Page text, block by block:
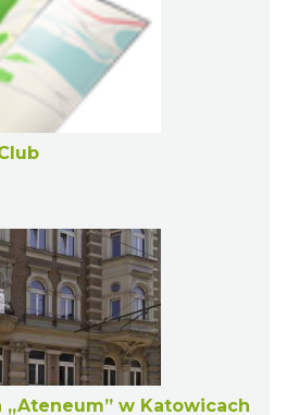
„Ateneum” w Katowicach